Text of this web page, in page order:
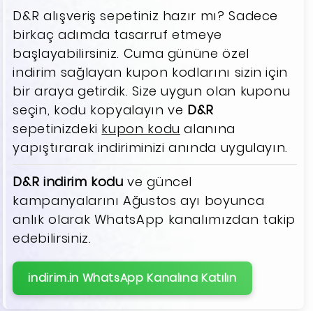
D&R alışveriş sepetiniz hazır mı? Sadece
birkaç adımda tasarruf etmeye
başlayabilirsiniz. Cuma gününe özel
indirim sağlayan kupon kodlarını sizin için
bir araya getirdik. Size uygun olan kuponu
seçin, kodu kopyalayın ve D&R
sepetinizdeki kupon kodu alanına
yapıştırarak indiriminizi anında uygulayın.
D&R indirim kodu ve güncel
kampanyalarını Ağustos ayı boyunca
anlık olarak WhatsApp kanalımızdan takip
edebilirsiniz.
indirim.in WhatsApp Kanalına Katılın